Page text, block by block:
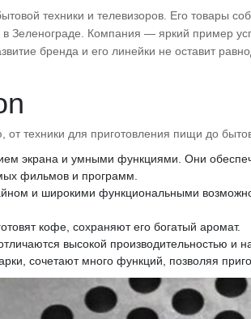
техники и телевизоров. Его товары
Зеленограде. Компания — яркий пример
бренда и его линейки не оставит
техники для приготовления пищи до
экрана и умными функциями. Они
фильмов и программ.
и широкими функциональными
кофе, сохраняют его богатый аромат.
высокой производительностью и
сочетают много функций, позволяя